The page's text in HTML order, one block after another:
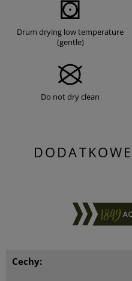
Drum drying low temperature
(gentle)
Do not dry clean
Cechy: